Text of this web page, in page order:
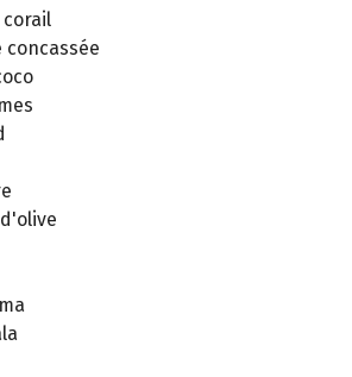
corail
concassée